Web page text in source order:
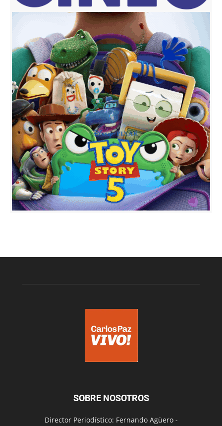
SOBRE NOSOTROS
Director Periodístico: Fernando Agüero -